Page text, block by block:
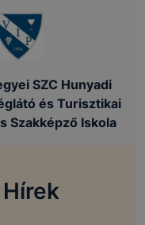
SZC Hunyadi
és Turisztikai
Szakképző Iskola
Hírek